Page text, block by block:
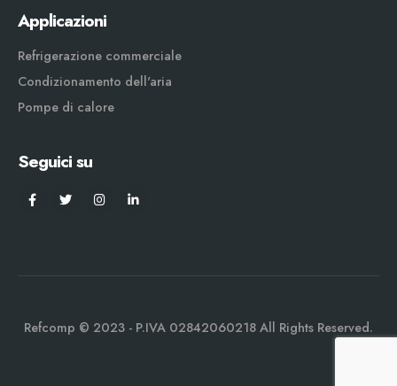
Applicazioni
Refrigerazione commerciale
Condizionamento dell'aria
Pompe di calore
Seguici su
Refcomp © 2023 - P.IVA 02842060218 All Rights Reserved.